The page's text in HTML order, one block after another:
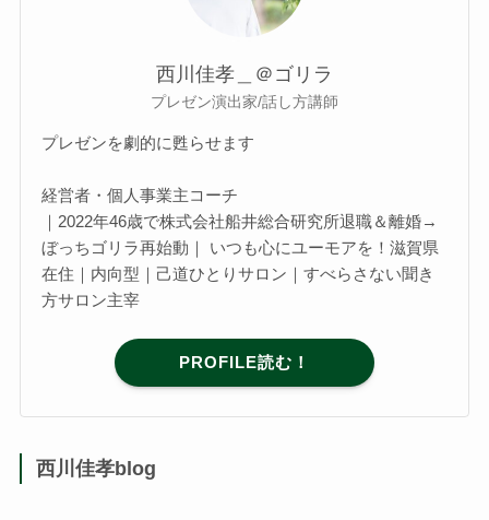
西川佳孝＿＠ゴリラ
プレゼン演出家/話し方講師
プレゼンを劇的に甦らせます
経営者・個人事業主コーチ
｜2022年46歳で株式会社船井総合研究所退職＆離婚→
ぼっちゴリラ再始動｜ いつも心にユーモアを！滋賀県
在住｜内向型｜己道ひとりサロン｜すべらさない聞き
方サロン主宰
PROFILE読む！
西川佳孝blog